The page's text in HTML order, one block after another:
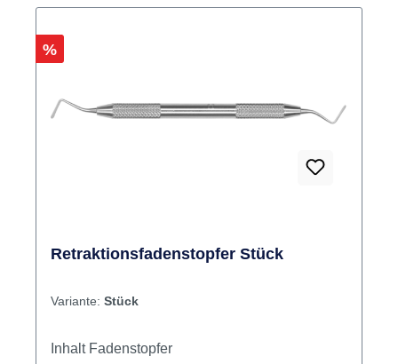
Rabatt
%
Retraktionsfadenstopfer Stück
Variante: Stück
Inhalt Fadenstopfer